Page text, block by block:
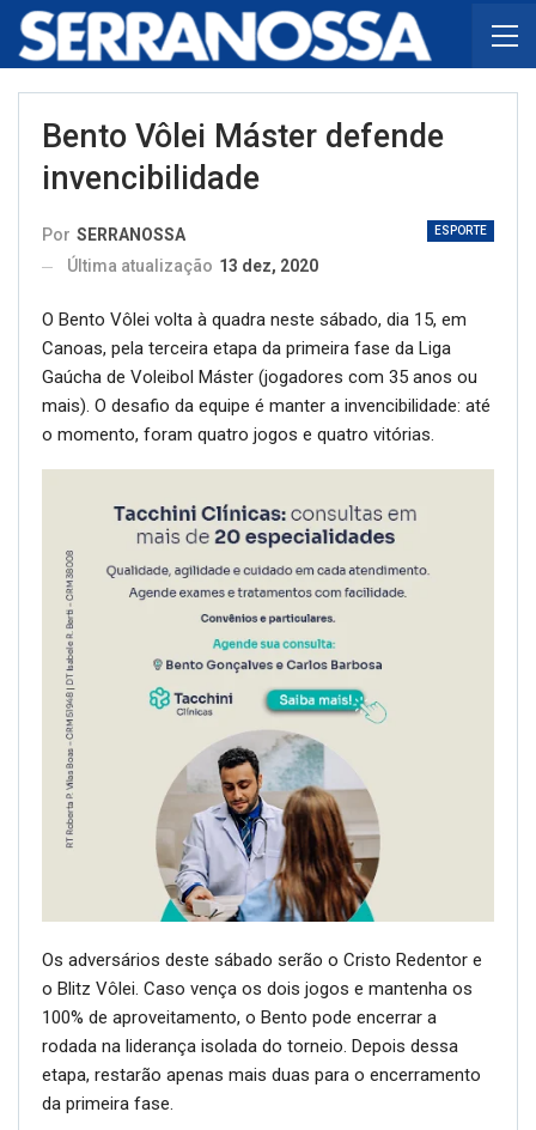
Bento Vôlei Máster defende
invencibilidade
ESPORTE
Por SERRANOSSA
Última atualização 13 dez, 2020
O Bento Vôlei volta à quadra neste sábado, dia 15, em
Canoas, pela terceira etapa da primeira fase da Liga
Gaúcha de Voleibol Máster (jogadores com 35 anos ou
mais). O desafio da equipe é manter a invencibilidade: até
o momento, foram quatro jogos e quatro vitórias.
Os adversários deste sábado serão o Cristo Redentor e
o Blitz Vôlei. Caso vença os dois jogos e mantenha os
100% de aproveitamento, o Bento pode encerrar a
rodada na liderança isolada do torneio. Depois dessa
etapa, restarão apenas mais duas para o encerramento
da primeira fase.